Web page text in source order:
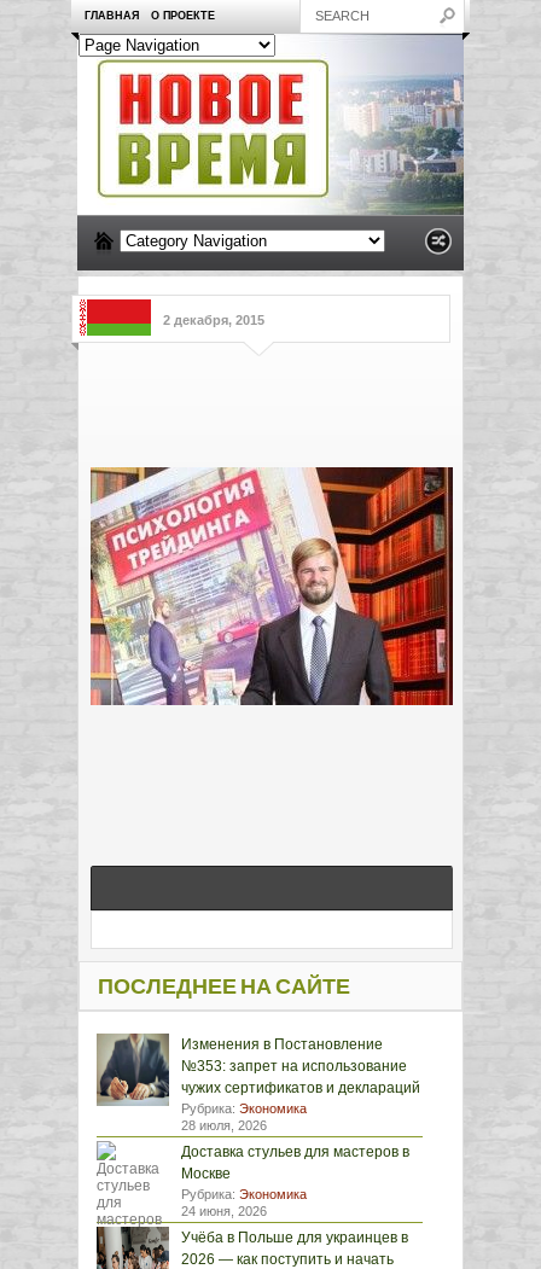
ГЛАВНАЯ О ПРОЕКТЕ
2 декабря, 2015
ПОСЛЕДНЕЕ НА САЙТЕ
Изменения в Постановление
№353: запрет на использование
чужих сертификатов и деклараций
Рубрика: Экономика
28 июля, 2026
Доставка стульев для мастеров в
Москве
Рубрика: Экономика
24 июня, 2026
Учёба в Польше для украинцев в
2026 — как поступить и начать